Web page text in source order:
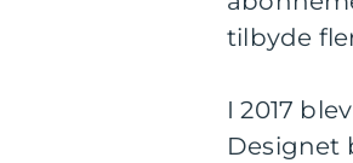
tilbyde
I 2017
Designet